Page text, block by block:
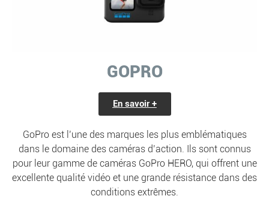
GOPRO
En savoir +
GoPro est l’une des marques les plus emblématiques
dans le domaine des caméras d’action. Ils sont connus
pour leur gamme de caméras GoPro HERO, qui offrent une
excellente qualité vidéo et une grande résistance dans des
conditions extrêmes.